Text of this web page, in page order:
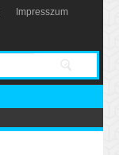
Impresszum